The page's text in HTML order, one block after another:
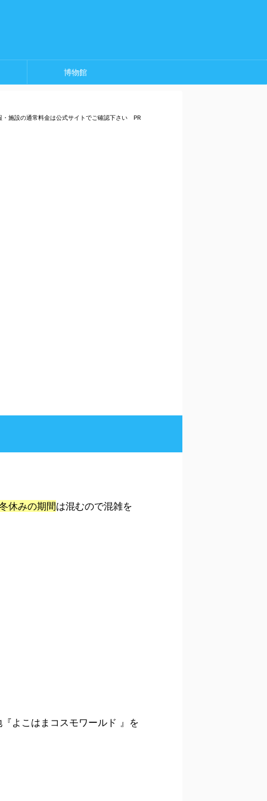
博物館
・施設の通常料金は公式サイトでご確認下さい PR
休みの期間は混むので混雑を
よこはまコスモワールド 』 を